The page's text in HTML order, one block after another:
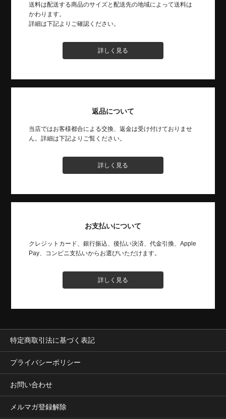
送料は配送する商品のサイズと配送先の地域によって送料は
かわります。
詳細は下記よりご確認ください。
詳しく見る
返品について
当店ではお客様都合による交換、返金は受け付けておりませ
ん。詳細は下記よりご覧ください。
詳しく見る
お支払いについて
クレジットカード、銀行振込、後払い決済、代金引換、Apple
Pay、コンビニ支払いからお選びいただけます。
詳しく見る
特定商取引法に基づく表記
プライバシーポリシー
お問い合わせ
メルマガ登録解除